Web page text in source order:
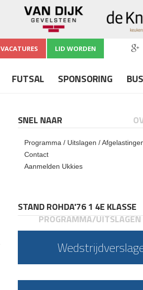
VACATURES LID WORDEN
FUTSAL SPONSORING
SNEL NAAR
Programma / Uitslagen /
Contact
Aanmelden Ukkies
STAND ROHDA'76 1 4E KLASSE
PROGRAMMA/